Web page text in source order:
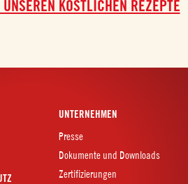
KÖSTLICHEN REZEPTE
UNTERNEHMEN
Presse
Dokumente und Downloads
Zertifizierungen